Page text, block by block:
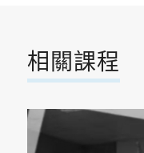
相關課程